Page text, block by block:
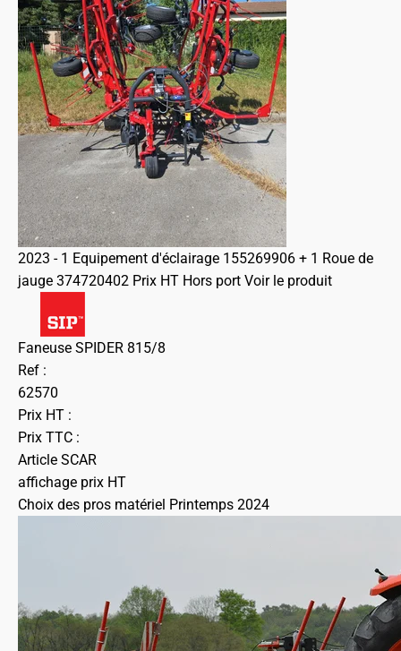
2023 - 1 Equipement d'éclairage 155269906 + 1 Roue de
jauge 374720402 Prix HT Hors port Voir le produit
Faneuse SPIDER 815/8
Ref :
62570
Prix HT :
Prix TTC :
Article SCAR
affichage prix HT
Choix des pros matériel Printemps 2024